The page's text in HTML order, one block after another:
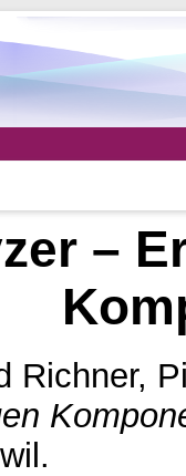
–
Richner,